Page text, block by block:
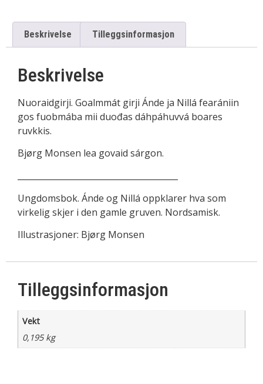
Beskrivelse Tilleggsinformasjon
Beskrivelse
Nuoraidgirji. Goalmmát girji Ánde ja Nillá fearániin
gos fuobmába mii duođas dáhpáhuvvá boares
ruvkkis.
Bjørg Monsen lea govaid sárgon.
Ungdomsbok. Ánde og Nillá oppklarer hva som
virkelig skjer i den gamle gruven. Nordsamisk.
Illustrasjoner: Bjørg Monsen
Tilleggsinformasjon
Vekt
0,195 kg